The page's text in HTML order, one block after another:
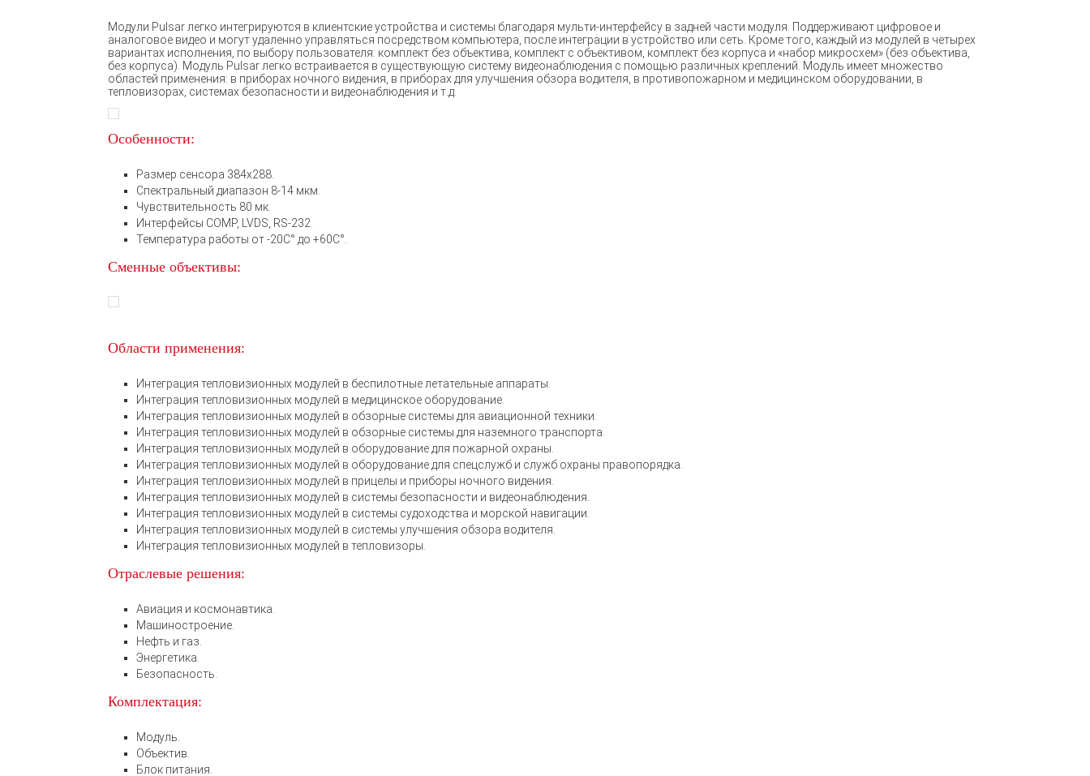
Модули Pulsar легко интегрируются в клиентские устройства и системы благодаря мульти-интерфейсу в задней части модуля. Поддерживают цифровое и
аналоговое видео и могут удаленно управляться посредством компьютера, после интеграции в устройство или сеть. Кроме того, каждый из модулей в четырех
вариантах исполнения, по выбору пользователя: комплект без объектива, комплект с объективом, комплект без корпуса и «набор микросхем» (без объектива,
без корпуса). Модуль Pulsar легко встраивается в существующую систему видеонаблюдения с помощью различных креплений. Модуль имеет множество
областей применения: в приборах ночного видения, в приборах для улучшения обзора водителя, в противопожарном и медицинском оборудовании, в
тепловизорах, системах безопасности и видеонаблюдения и т.д.
Особенности:
Размер сенсора 384х288.
Спектральный диапазон 8-14 мкм.
Чувствительность 80 мк.
Интерфейсы COMP, LVDS, RS-232.
Температура работы от -20С° до +60С°.
Сменные объективы:
Области применения:
Интеграция тепловизионных модулей в беспилотные летательные аппараты.
Интеграция тепловизионных модулей в медицинское оборудование.
Интеграция тепловизионных модулей в обзорные системы для авиационной техники.
Интеграция тепловизионных модулей в обзорные системы для наземного транспорта.
Интеграция тепловизионных модулей в оборудование для пожарной охраны.
Интеграция тепловизионных модулей в оборудование для спецслужб и служб охраны правопорядка.
Интеграция тепловизионных модулей в прицелы и приборы ночного видения.
Интеграция тепловизионных модулей в системы безопасности и видеонаблюдения.
Интеграция тепловизионных модулей в системы судоходства и морской навигации.
Интеграция тепловизионных модулей в системы улучшения обзора водителя.
Интеграция тепловизионных модулей в тепловизоры.
Отраслевые решения:
Авиация и космонавтика.
Машиностроение.
Нефть и газ.
Энергетика.
Безопасность.
Комплектация:
Модуль.
Объектив.
Блок питания.